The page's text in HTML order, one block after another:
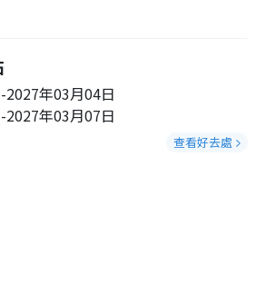
年03月04日
年03月07日
查看好去處